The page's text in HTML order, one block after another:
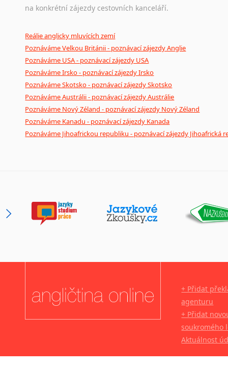
na konkrétní zájezdy cestovních kanceláří.
Reálie anglicky mluvících zemí
Poznáváme Velkou Británii - poznávací zájezdy Anglie
Poznáváme USA - poznávací zájezdy USA
Poznáváme Irsko - poznávací zájezdy Irsko
Poznáváme Skotsko - poznávací zájezdy Skotsko
Poznáváme Austrálii - poznávací zájezdy Austrálie
Poznáváme Nový Zéland - poznávací zájezdy Nový Zéland
Poznáváme Kanadu - poznávací zájezdy Kanada
Poznáváme Jihoafrickou republiku - poznávací zájezdy Jihoafrická
+ Přidat
agenturu
+ Přidat
soukromého
Aktuálnost